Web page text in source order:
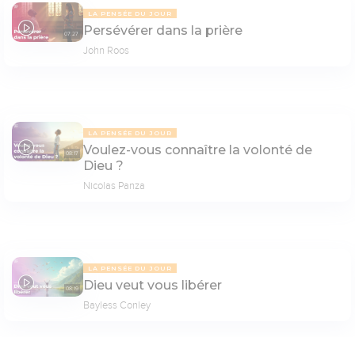
07:27
LA PENSÉE DU JOUR
Persévérer dans la prière
John Roos
08:17
LA PENSÉE DU JOUR
Voulez-vous connaître la volonté de
Dieu ?
Nicolas Panza
08:19
LA PENSÉE DU JOUR
Dieu veut vous libérer
Bayless Conley